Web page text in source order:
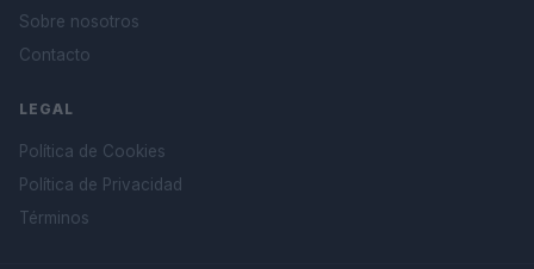
Sobre nosotros
Contacto
LEGAL
Política de Cookies
Política de Privacidad
Términos